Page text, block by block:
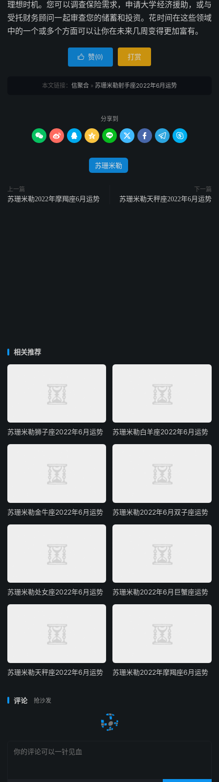
理想时机。您可以调查保险需求，申请大学经济援助，或与
受托财务顾问一起审查您的储蓄和投资。花时间在这些领域
中的一个或多个方面可以让你在未来几周变得更加富有。
 赞(0) 打赏
本文链接： 信聚合 » 苏珊米勒射手座2022年6月运势
分享到
        
苏珊米勒
上一篇
苏珊米勒2022年摩羯座6月运势
下一篇
苏珊米勒天秤座2022年6月运势
相关推荐
苏珊米勒狮子座2022年6月运势 苏珊米勒白羊座2022年6月运势
苏珊米勒金牛座2022年6月运势 苏珊米勒2022年6月双子座运势
苏珊米勒处女座2022年6月运势 苏珊米勒2022年6月巨蟹座运势
苏珊米勒天秤座2022年6月运势 苏珊米勒2022年摩羯座6月运势
评论 抢沙发